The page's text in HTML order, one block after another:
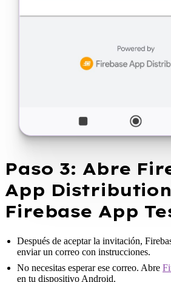
Paso 3: Abre
App
Firebase App
Después de aceptar la invitación,
enviar un correo con instrucciones.
No necesitas esperar ese correo. Abre
en tu dispositivo Android.